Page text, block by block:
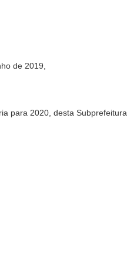
de 2019,
para 2020, desta Subprefeitura.